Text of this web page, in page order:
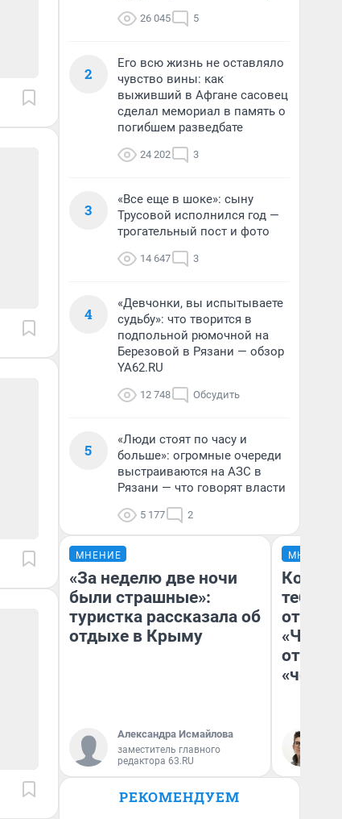
26 045 5
2
Его всю жизнь не оставляло
чувство вины: как
выживший в Афгане сасовец
сделал мемориал в память о
погибшем разведбате
24 202 3
3
«Все еще в шоке»: сыну
Трусовой исполнился год —
трогательный пост и фото
14 647 3
4
«Девчонки, вы испытываете
судьбу»: что творится в
подпольной рюмочной на
Березовой в Рязани — обзор
YA62.RU
12 748 Обсудить
5
«Люди стоят по часу и
больше»: огромные очереди
выстраиваются на АЗС в
Рязани — что говорят власти
5 177 2
МНЕНИЕ
«За неделю две ночи
были страшные»:
туристка рассказала об
отдыхе в Крыму
Александра Исмайлова
заместитель главного
редактора 63.RU
МНЕНИЕ
тебя
отзыв
РЕКОМЕНДУЕМ